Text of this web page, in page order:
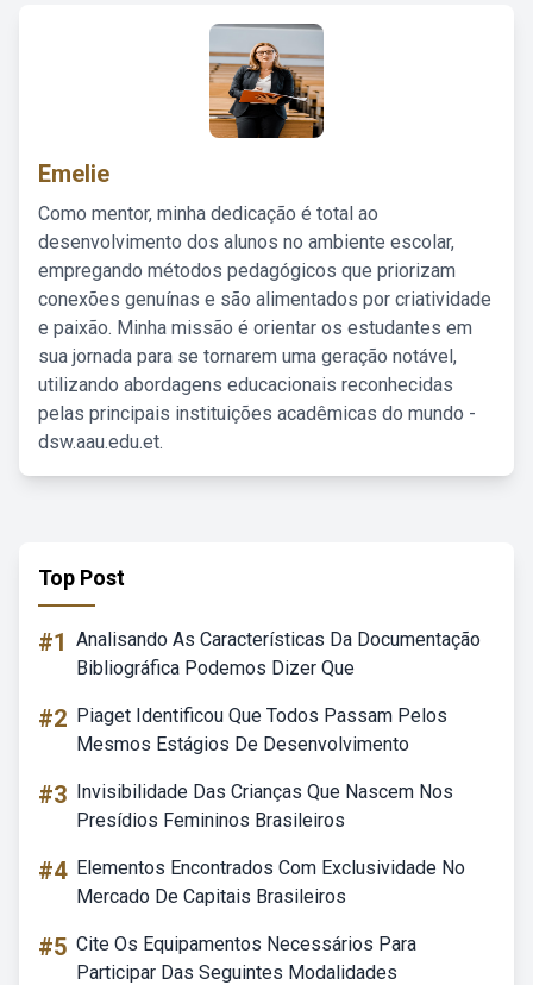
Emelie
Como mentor, minha dedicação é total ao
desenvolvimento dos alunos no ambiente escolar,
empregando métodos pedagógicos que priorizam
conexões genuínas e são alimentados por criatividade
e paixão. Minha missão é orientar os estudantes em
sua jornada para se tornarem uma geração notável,
utilizando abordagens educacionais reconhecidas
pelas principais instituições acadêmicas do mundo -
dsw.aau.edu.et.
Top Post
#1 Analisando As Características Da Documentação
Bibliográfica Podemos Dizer Que
#2 Piaget Identificou Que Todos Passam Pelos
Mesmos Estágios De Desenvolvimento
#3 Invisibilidade Das Crianças Que Nascem Nos
Presídios Femininos Brasileiros
#4 Elementos Encontrados Com Exclusividade No
Mercado De Capitais Brasileiros
#5 Cite Os Equipamentos Necessários Para
Participar Das Seguintes Modalidades